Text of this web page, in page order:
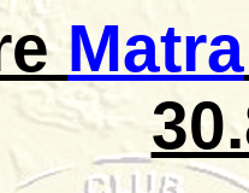
Matra